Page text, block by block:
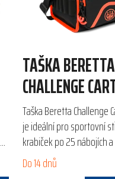
TAŠKA BERETTA
CHALLENGE
150
Taška Beretta Challenge
je ideální pro sportovní
krabiček po 25 nábojích
kapsy pro příslušenství.
odolného...
Do 14 dnů